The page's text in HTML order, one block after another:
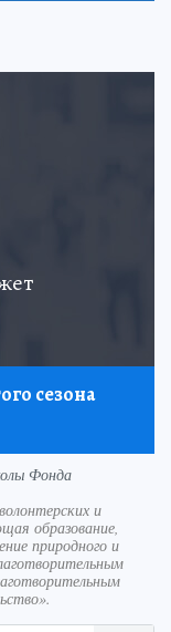
сезона
Фонда
и
образование,
природного и